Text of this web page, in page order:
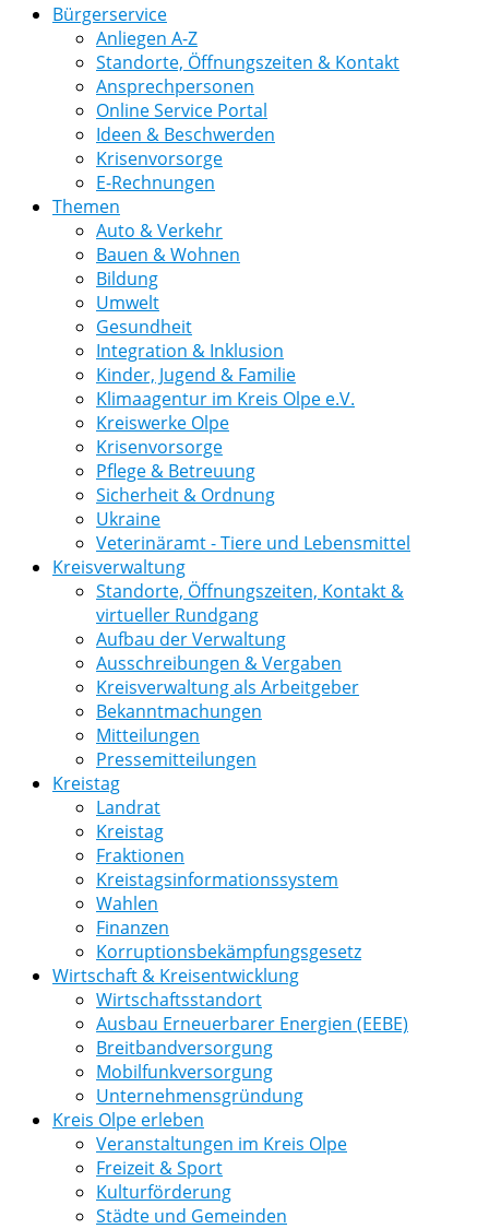
Bürgerservice
Anliegen A-Z
Standorte, Öffnungszeiten & Kontakt
Ansprechpersonen
Online Service Portal
Ideen & Beschwerden
Krisenvorsorge
E-Rechnungen
Themen
Auto & Verkehr
Bauen & Wohnen
Bildung
Umwelt
Gesundheit
Integration & Inklusion
Kinder, Jugend & Familie
Klimaagentur im Kreis Olpe e.V.
Kreiswerke Olpe
Krisenvorsorge
Pflege & Betreuung
Sicherheit & Ordnung
Ukraine
Veterinäramt - Tiere und Lebensmittel
Kreisverwaltung
Standorte, Öffnungszeiten, Kontakt &
virtueller Rundgang
Aufbau der Verwaltung
Ausschreibungen & Vergaben
Kreisverwaltung als Arbeitgeber
Bekanntmachungen
Mitteilungen
Pressemitteilungen
Kreistag
Landrat
Kreistag
Fraktionen
Kreistagsinformationssystem
Wahlen
Finanzen
Korruptionsbekämpfungsgesetz
Wirtschaft & Kreisentwicklung
Wirtschaftsstandort
Ausbau Erneuerbarer Energien (EEBE)
Breitbandversorgung
Mobilfunkversorgung
Unternehmensgründung
Kreis Olpe erleben
Veranstaltungen im Kreis Olpe
Freizeit & Sport
Kulturförderung
Städte und Gemeinden